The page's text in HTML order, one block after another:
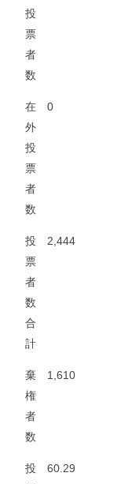
投
票
者
数
在
外
投
票
者
数
0
投
票
者
数
合
計
2,444
棄
権
者
数
1,610
投
60.29